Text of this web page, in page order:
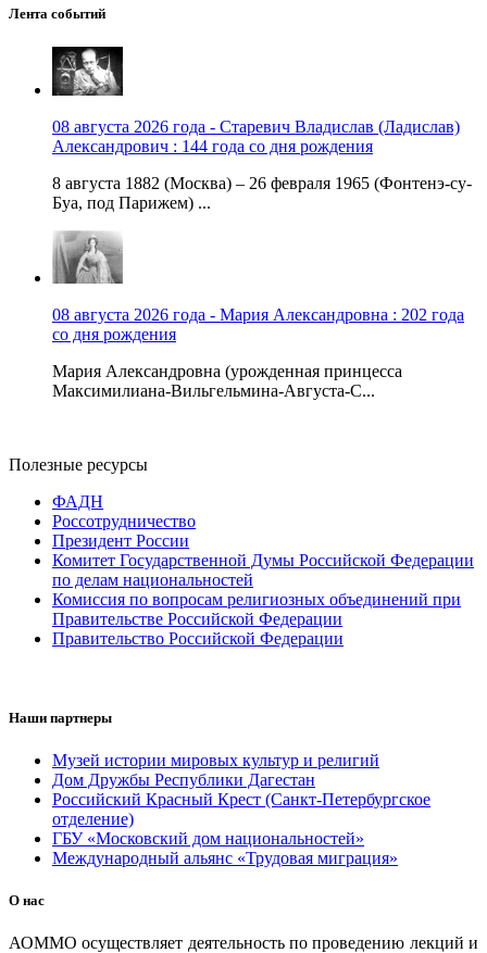
Лента событий
08 августа 2026 года - Старевич Владислав (Ладислав)
Александрович : 144 года со дня рождения
8 августа 1882 (Москва) – 26 февраля 1965 (Фонтенэ-су-
Буа, под Парижем) ...
08 августа 2026 года - Мария Александровна : 202 года
со дня рождения
Мария Александровна (урожденная принцесса
Максимилиана-Вильгельмина-Августа-С...
Полезные ресурсы
ФАДН
Россотрудничество
Президент России
Комитет Государственной Думы Российской Федерации
по делам национальностей
Комиссия по вопросам религиозных объединений при
Правительстве Российской Федерации
Правительство Российской Федерации
Наши партнеры
Музей истории мировых культур и религий
Дом Дружбы Республики Дагестан
Российский Красный Крест (Санкт-Петербургское
отделение)
ГБУ «Московский дом национальностей»
Международный альянс «Трудовая миграция»
О нас
АОММО осуществляет деятельность по проведению лекций и